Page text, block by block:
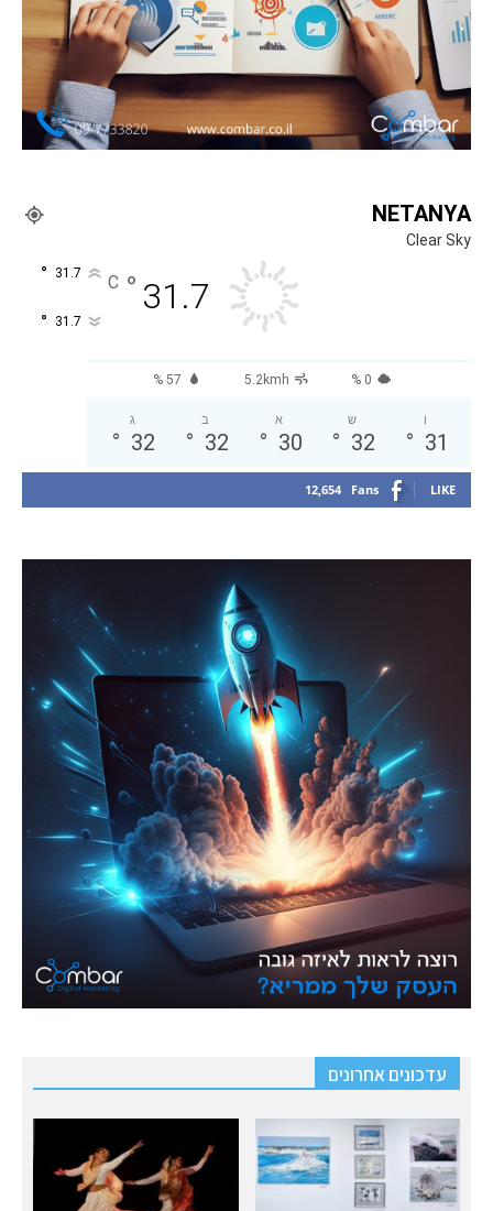
NETANYA
Clear Sky
31.7
°
C
31.7
°
31.7
°
57 % 5.2kmh 0 %
ו
31
°
ש
32
°
א
30
°
ב
32
°
ג
32
°
12,654 Fans LIKE
עדכונים אחרונים